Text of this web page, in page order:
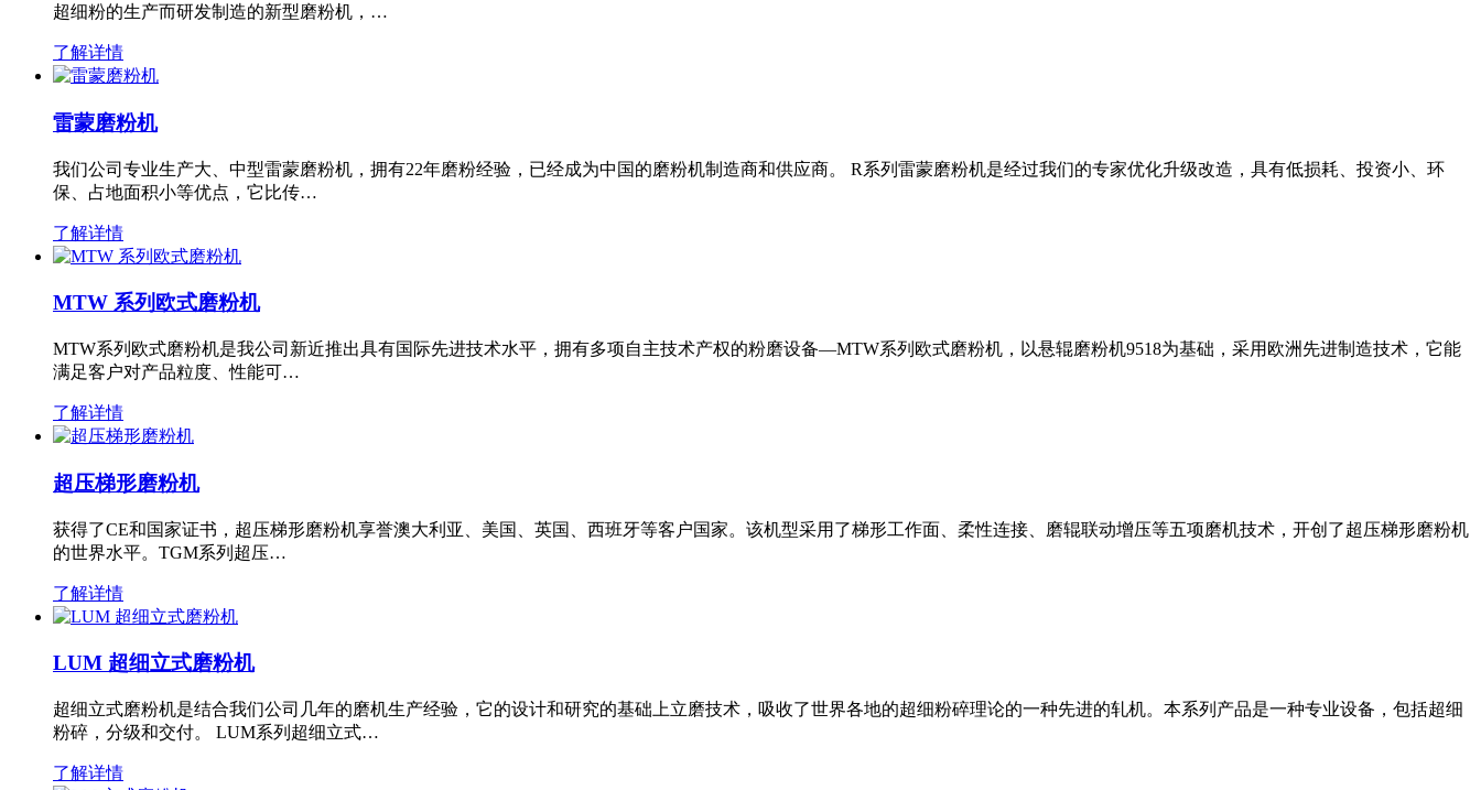
超细粉的生产而研发制造的新型磨粉机，…
了解详情
雷蒙磨粉机
我们公司专业生产大、中型雷蒙磨粉机，拥有22年磨粉经验，已经成为中国的磨粉机制造商和供应商。 R系列雷蒙磨粉机是经过我们的专家优化升级改造，具有低损耗、投资小、环
保、占地面积小等优点，它比传…
了解详情
MTW 系列欧式磨粉机
MTW系列欧式磨粉机是我公司新近推出具有国际先进技术水平，拥有多项自主技术产权的粉磨设备—MTW系列欧式磨粉机，以悬辊磨粉机9518为基础，采用欧洲先进制造技术，它能
满足客户对产品粒度、性能可…
了解详情
超压梯形磨粉机
获得了CE和国家证书，超压梯形磨粉机享誉澳大利亚、美国、英国、西班牙等客户国家。该机型采用了梯形工作面、柔性连接、磨辊联动增压等五项磨机技术，开创了超压梯形磨粉机
的世界水平。TGM系列超压…
了解详情
LUM 超细立式磨粉机
超细立式磨粉机是结合我们公司几年的磨机生产经验，它的设计和研究的基础上立磨技术，吸收了世界各地的超细粉碎理论的一种先进的轧机。本系列产品是一种专业设备，包括超细
粉碎，分级和交付。 LUM系列超细立式…
了解详情